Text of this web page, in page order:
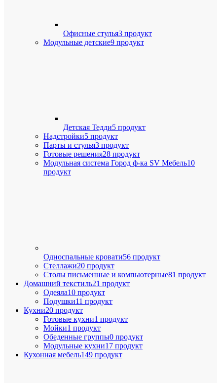
Офисные стулья3 продукт
Модульные детские9 продукт
Детская Тедди5 продукт
Надстройки5 продукт
Парты и стулья3 продукт
Готовые решения28 продукт
Модульная система Город ф-ка SV Мебель10
продукт
Односпальные кровати56 продукт
Стеллажи20 продукт
Столы письменные и компьютерные81 продукт
Домашний текстиль21 продукт
Одеяла10 продукт
Подушки11 продукт
Кухни20 продукт
Готовые кухни1 продукт
Мойки1 продукт
Обеденные группы0 продукт
Модульные кухни17 продукт
Кухонная мебель149 продукт